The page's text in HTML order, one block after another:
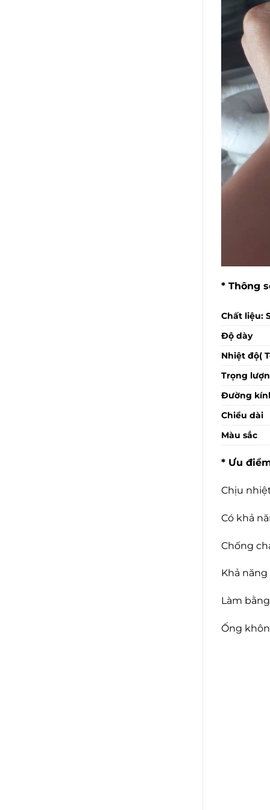
* Thông
Chất liệu:
Độ dày
Nhiệt độ(
Trọng
Đường
Chiều dài
Màu sắc
* Ưu
Chịu
Có khả
Chống
Khả
Làm
Ống